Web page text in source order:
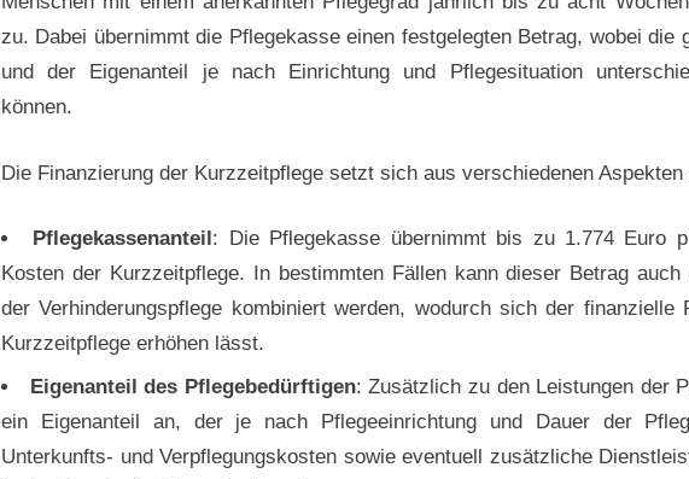
zu. Dabei übernimmt die Pflegekasse einen festgelegten Betrag, wobei die
und der Eigenanteil je nach Einrichtung und Pflegesituation
können.
Die Finanzierung der Kurzzeitpflege setzt sich aus verschiedenen Aspekten
Pflegekassenanteil : Die Pflegekasse übernimmt bis zu 1.774 Euro
Kosten der Kurzzeitpflege. In bestimmten Fällen kann dieser Betrag
der Verhinderungspflege kombiniert werden, wodurch sich der finanzielle
Kurzzeitpflege erhöhen lässt.
Eigenanteil des Pflegebedürftigen: Zusätzlich zu den Leistungen der
ein Eigenanteil an, der je nach Pflegeeinrichtung und Dauer der
Unterkunfts- und Verpflegungskosten sowie eventuell zusätzliche